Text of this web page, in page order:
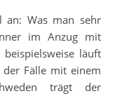
an: Was man sehr
im Anzug mit
läuft
Fälle mit einem
trägt der